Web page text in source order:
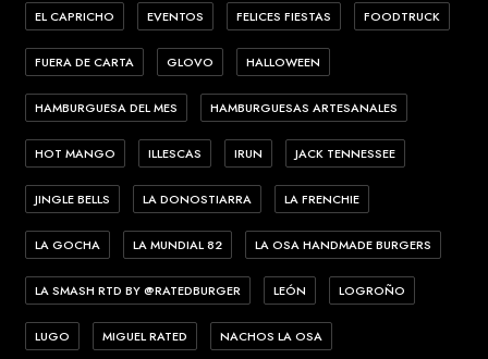
EL CAPRICHO EVENTOS FELICES FIESTAS FOODTRUCK
FUERA DE CARTA GLOVO HALLOWEEN
HAMBURGUESA DEL MES HAMBURGUESAS ARTESANALES
HOT MANGO ILLESCAS IRUN JACK TENNESSEE
JINGLE BELLS LA DONOSTIARRA LA FRENCHIE
LA GOCHA LA MUNDIAL 82 LA OSA HANDMADE BURGERS
LA SMASH RTD BY @RATEDBURGER LEÓN LOGROÑO
LUGO MIGUEL RATED NACHOS LA OSA